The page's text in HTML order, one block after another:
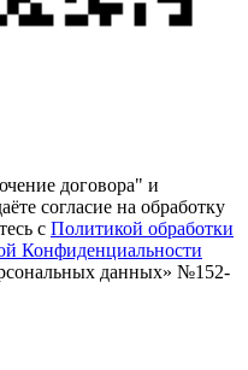
договора" и
согласие на обработку
с Политикой обработки
Конфиденциальности
данных» №152-